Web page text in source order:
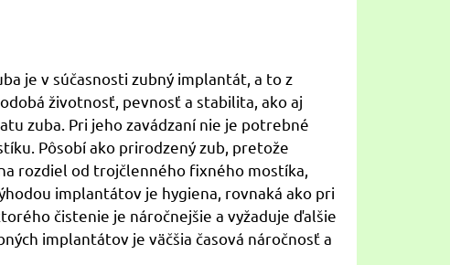
je v súčasnosti zubný implantát, a to z
životnosť, pevnosť a stabilita, ako aj
zuba. Pri jeho zavádzaní nie je potrebné
Pôsobí ako prirodzený zub, pretože
rozdiel od trojčlenného fixného mostíka,
implantátov je hygiena, rovnaká ako pri
čistenie je náročnejšie a vyžaduje ďalšie
implantátov je väčšia časová náročnosť a